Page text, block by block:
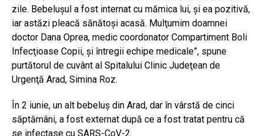
zile. Bebeluşul a fost internat cu mămica lui, şi ea pozitivă,
iar astăzi pleacă sănătoşi acasă. Mulţumim doamnei
doctor Dana Oprea, medic coordonator Compartiment Boli
Infecţioase Copii, şi întregii echipe medicale”, spune
purtătorul de cuvânt al Spitalului Clinic Judeţean de
Urgenţă Arad, Simina Roz.
În 2 iunie, un alt bebeluş din Arad, dar în vârstă de cinci
săptămâni, a fost externat după ce a fost tratat pentru că
se infectase cu SARS-CoV-2.